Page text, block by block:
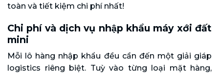
toàn và tiết kiệm chi phí nhất!
Chi phí và dịch vụ nhập khẩu máy xới đất
mini
Mỗi lô hàng nhập khẩu đều cần đến một giải giáp
logistics riêng biệt. Tuỳ vào từng loại mặt hàng,